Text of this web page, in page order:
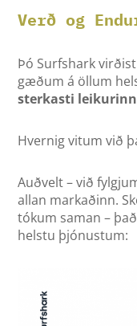
Verð og
Þó Surfshark
gæðum á öllum
sterkasti
Hvernig vitum við
Auðvelt – við
allan markaðinn.
tókum saman –
helstu þjónustum: